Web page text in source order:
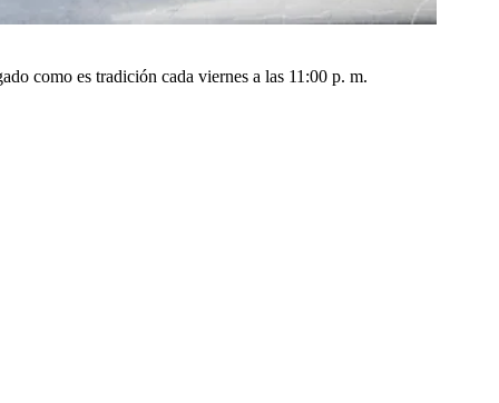
como es tradición cada viernes a las 11:00 p. m.